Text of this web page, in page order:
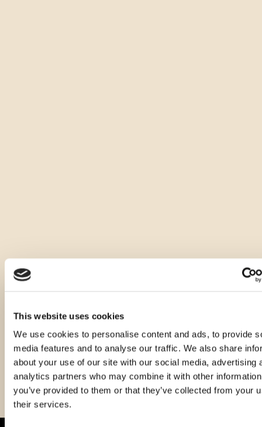
This website uses cookies
We use cookies to personalise content and ads, to provide
media features and to analyse our traffic. We also share
about your use of our site with our social media, advertising
analytics partners who may combine it with other
you’ve provided to them or that they’ve collected from your
their services.
Andere Größen dieses Produkts